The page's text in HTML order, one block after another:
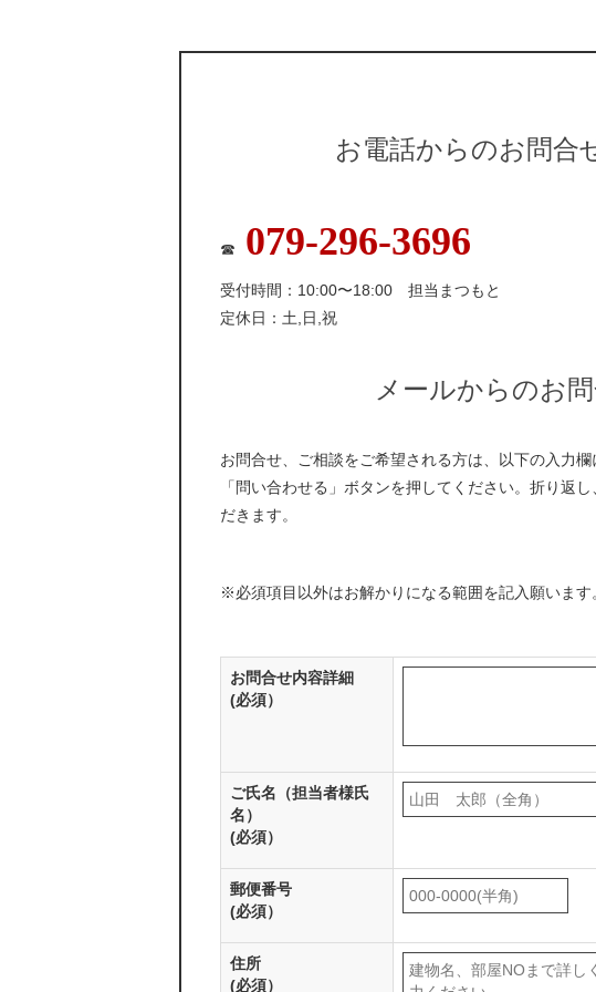
お電話からのお問合
☎ 079-296-3696
受付時間：10:00〜18:00 担当まつもと
定休日：土,日,祝
メールからのお
お問合せ、ご相談をご希望される方は、以下の入力
「問い合わせる」ボタンを押してください。折り返
だきます。
※必須項目以外はお解かりになる範囲を記入願います
お問合せ内容詳細
(必須）
ご氏名（担当者様氏
名）
(必須）
郵便番号
(必須）
住所
(必須）